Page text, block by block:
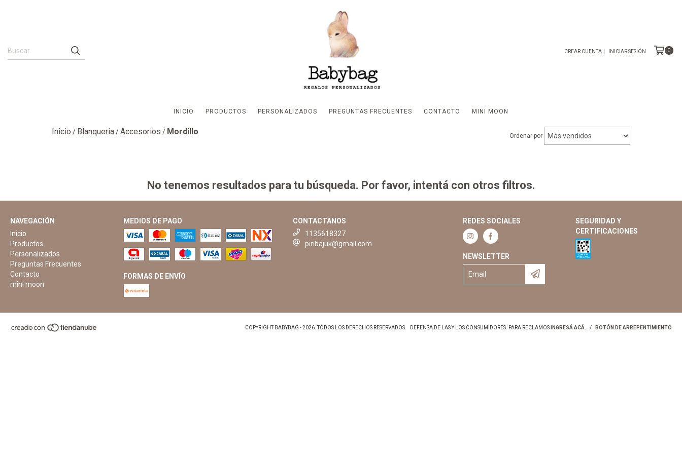
CREAR CUENTA INICIAR SESIÓN 0
INICIO PRODUCTOS PERSONALIZADOS PREGUNTAS FRECUENTES CONTACTO MINI MOON
Inicio / Blanqueria/Accesorios / Mordillo Ordenar por
No tenemos resultados para tu búsqueda. Por favor, intentá con otros filtros.
NAVEGACIÓN
Inicio
Productos
Personalizados
Preguntas Frecuentes
Contacto
mini moon
MEDIOS DE PAGO
FORMAS DE ENVÍO
CONTACTANOS
1135618327
piribajuk@gmail.com
REDES SOCIALES
NEWSLETTER
SEGURIDAD Y
CERTIFICACIONES
COPYRIGHT BABYBAG - 2026. TODOS LOS DERECHOS RESERVADOS. DEFENSA DE LAS Y LOS CONSUMIDORES. PARA RECLAMOS INGRESÁ ACÁ. / BOTÓN DE ARREPENTIMIENTO